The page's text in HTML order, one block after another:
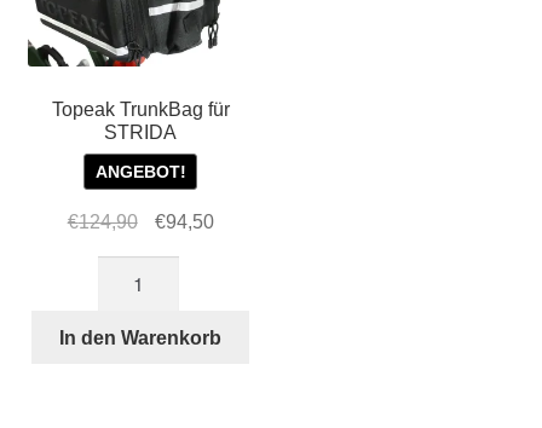
Topeak TrunkBag für
STRIDA
ANGEBOT!
€124,90
Ursprünglicher
€94,50Aktueller
für
In den Warenkorb